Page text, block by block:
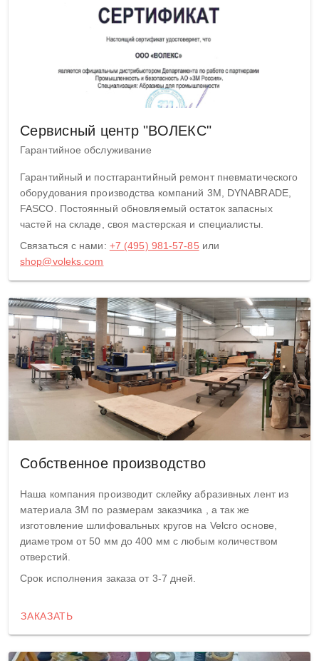
Сервисный центр "ВОЛЕКС"
Гарантийное обслуживание
Гарантийный и постгарантийный ремонт пневматического
оборудования производства компаний 3M, DYNABRADE,
FASCO. Постоянный обновляемый остаток запасных
частей на складе, своя мастерская и специалисты.
Связаться с нами: +7 (495) 981-57-85 или
shop@voleks.com
Собственное производство
Наша компания производит склейку абразивных лент из
материала 3М по размерам заказчика , а так же
изготовление шлифовальных кругов на Velcro основе,
диаметром от 50 мм до 400 мм с любым количеством
отверстий.
Срок исполнения заказа от 3-7 дней.
ЗАКАЗАТЬ